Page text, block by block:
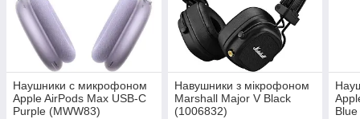
Наушники с микрофоном
Apple AirPods Max USB-C
Purple (MWW83)
Навушники з мікрофоном
Marshall Major V Black
(1006832)